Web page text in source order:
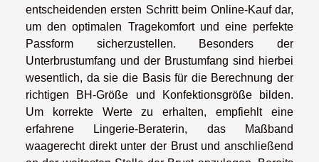
entscheidenden ersten Schritt beim Online-Kauf dar,
um den optimalen Tragekomfort und eine perfekte
Passform sicherzustellen. Besonders der
Unterbrustumfang und der Brustumfang sind hierbei
wesentlich, da sie die Basis für die Berechnung der
richtigen BH-Größe und Konfektionsgröße bilden.
Um korrekte Werte zu erhalten, empfiehlt eine
erfahrene Lingerie-Beraterin, das Maßband
waagerecht direkt unter der Brust und anschließend